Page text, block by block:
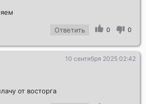
Отправить!
Ответить 0 0
10 сентября 2025 02:42
от восторга